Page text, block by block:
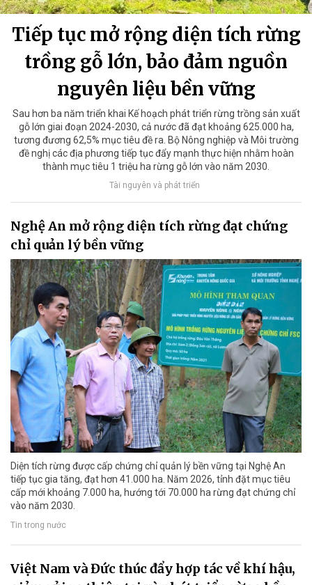
Tiếp tục mở rộng diện tích rừng
trồng gỗ lớn, bảo đảm nguồn
nguyên liệu bền vững
Sau hơn ba năm triển khai Kế hoạch phát triển rừng trồng sản xuất
gỗ lớn giai đoạn 2024-2030, cả nước đã đạt khoảng 625.000 ha,
tương đương 62,5% mục tiêu đề ra. Bộ Nông nghiệp và Môi trường
đề nghị các địa phương tiếp tục đẩy mạnh thực hiện nhằm hoàn
thành mục tiêu 1 triệu ha rừng gỗ lớn vào năm 2030.
Tài nguyên và phát triển
Nghệ An mở rộng diện tích rừng đạt chứng
chỉ quản lý bền vững
Diện tích rừng được cấp chứng chỉ quản lý bền vững tại Nghệ An
tiếp tục gia tăng, đạt hơn 41.000 ha. Năm 2026, tỉnh đặt mục tiêu
cấp mới khoảng 7.000 ha, hướng tới 70.000 ha rừng đạt chứng chỉ
vào năm 2030.
Tin trong nước
Việt Nam và Đức thúc đẩy hợp tác về khí hậu,